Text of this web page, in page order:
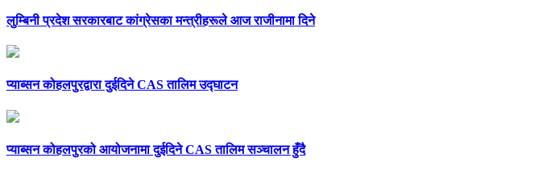
लुम्बिनी प्रदेश सरकारबाट कांग्रेसका मन्त्रीहरूले आज राजीनामा दिने
प्याब्सन कोहलपुरद्वारा दुईदिने CAS तालिम उद्घाटन
प्याब्सन कोहलपुरको आयोजनामा दुईदिने CAS तालिम सञ्चालन हुँदै